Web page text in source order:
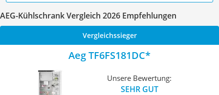
AEG-Kühlschrank Vergleich 2026 Empfehlungen
Vergleichssieger
Aeg TF6FS181DC
Unsere Bewertung:
SEHR GUT